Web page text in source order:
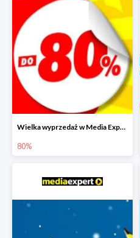
Wielka wyprzedaż w Media Expert do -80%
80%